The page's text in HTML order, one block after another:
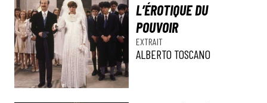
L’ÉROTIQUE DU
POUVOIR
EXTRAIT
ALBERTO TOSCANO